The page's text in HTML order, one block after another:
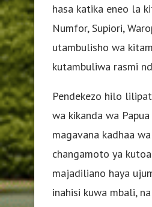
hasa katika eneo la
Numfor, Supiori,
utambulisho wa
kutambuliwa rasmi
Pendekezo hilo
wa kikanda wa
magavana kadhaa
changamoto ya
majadiliano haya
inahisi kuwa mbali,